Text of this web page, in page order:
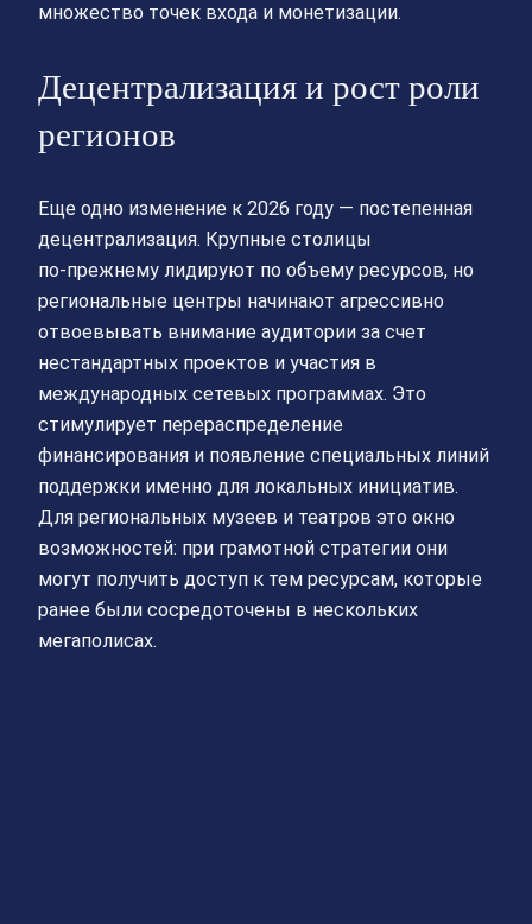
множество точек входа и монетизации.
Децентрализация и рост роли
регионов
Еще одно изменение к 2026 году — постепенная
децентрализация. Крупные столицы
по‑прежнему лидируют по объему ресурсов, но
региональные центры начинают агрессивно
отвоевывать внимание аудитории за счет
нестандартных проектов и участия в
международных сетевых программах. Это
стимулирует перераспределение
финансирования и появление специальных линий
поддержки именно для локальных инициатив.
Для региональных музеев и театров это окно
возможностей: при грамотной стратегии они
могут получить доступ к тем ресурсам, которые
ранее были сосредоточены в нескольких
мегаполисах.